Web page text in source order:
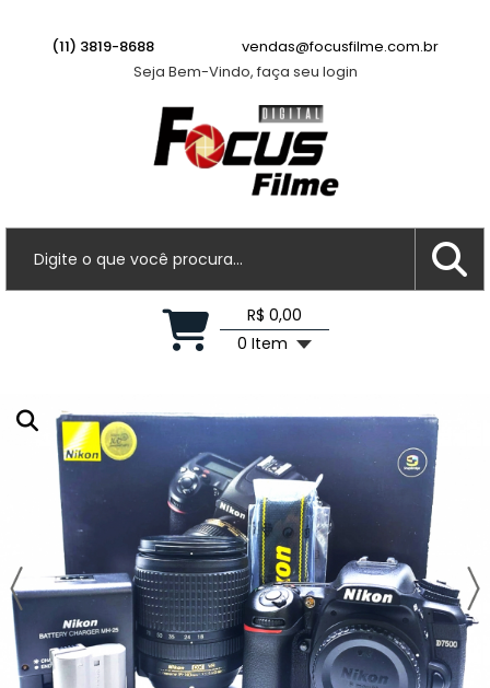
(11) 3819-8688
vendas@focusfilme.com.br
Seja Bem-Vindo, faça seu login
R$ 0,00
0 Item
USADA
Há 4 horas